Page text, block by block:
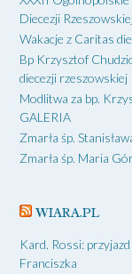
Diecezji
Wakacje z Caritas
Bp Krzysztof
diecezji rzeszowskiej
Modlitwa za bp.
GALERIA
Zmarła śp.
Zmarła śp. Maria
WIARA.PL
Kard. Rossi:
Franciszka